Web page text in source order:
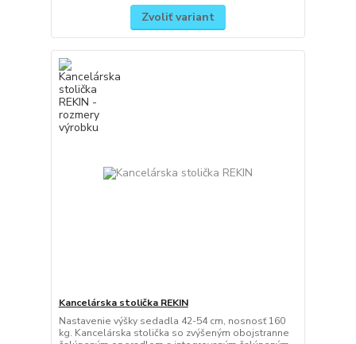
Zvoliť variant
Kancelárska stolička REKIN
Nastavenie výšky sedadla 42-54 cm, nosnosť 160
kg. Kancelárska stolička so zvýšeným obojstranne